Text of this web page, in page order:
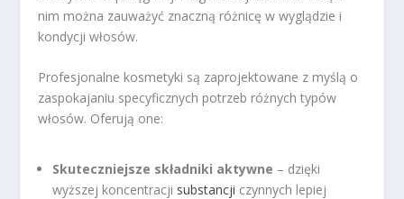
nim można zauważyć znaczną różnicę w wyglądzie i
kondycji włosów.
Profesjonalne kosmetyki są zaprojektowane z myślą o
zaspokajaniu specyficznych potrzeb różnych typów
włosów. Oferują one:
Skuteczniejsze składniki aktywne – dzięki
wyższej koncentracji substancji czynnych lepiej